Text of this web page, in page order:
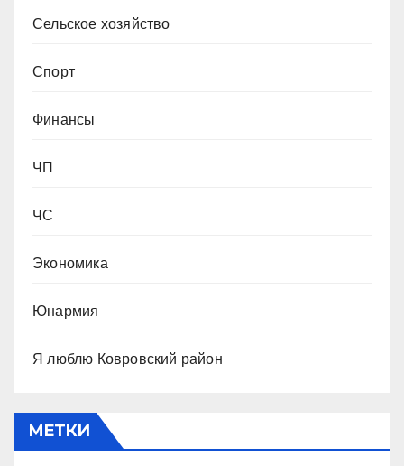
Сельское хозяйство
Спорт
Финансы
ЧП
ЧС
Экономика
Юнармия
Я люблю Ковровский район
МЕТКИ